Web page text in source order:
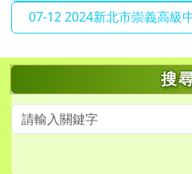
07-12 2024新北市崇義高級
左邊區域內容 搜